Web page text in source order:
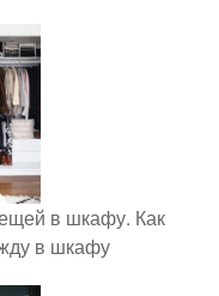
в шкафу. Как
в шкафу